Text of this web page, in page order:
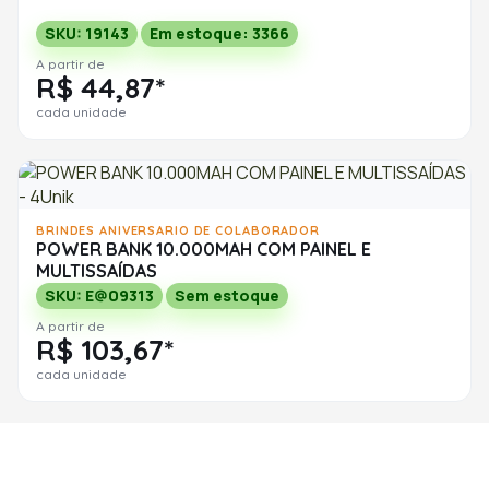
SKU: 19143 Em estoque: 3366
A partir de
R$ 44,87*
cada unidade
BRINDES ANIVERSARIO DE COLABORADOR
POWER BANK 10.000MAH COM PAINEL E
MULTISSAÍDAS
SKU: E@09313 Sem estoque
A partir de
R$ 103,67*
cada unidade